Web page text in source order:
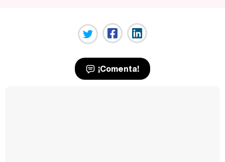
¡Comenta!